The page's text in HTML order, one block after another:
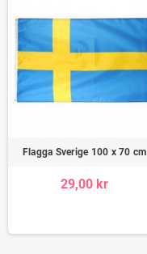
Flagga Sverige 100 x 70 cm
29,00 kr